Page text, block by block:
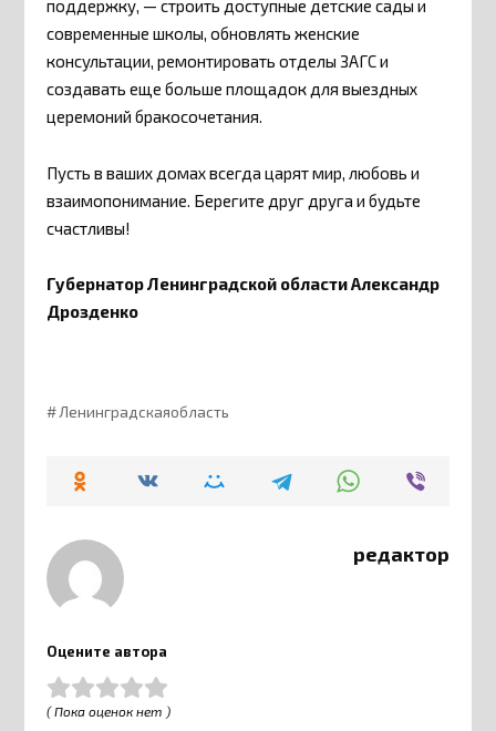
поддержку, — строить доступные детские сады и
современные школы, обновлять женские
консультации, ремонтировать отделы ЗАГС и
создавать еще больше площадок для выездных
церемоний бракосочетания.
Пусть в ваших домах всегда царят мир, любовь и
взаимопонимание. Берегите друг друга и будьте
счастливы!
Губернатор Ленинградской области Александр
Дрозденко
Ленинградскаяобласть
редактор
Оцените автора
( Пока оценок нет )